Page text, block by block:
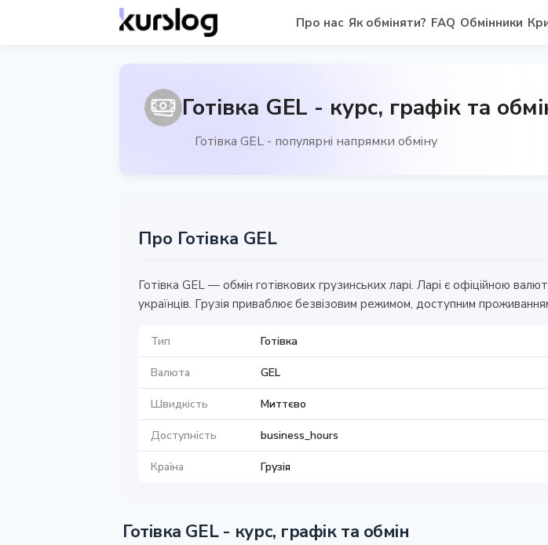
Про нас Як обміняти? FAQ Обмінники
Готівка GEL - курс, графік та
Готівка GEL - популярні напрямки обміну
Про Готівка GEL
Готівка GEL — обмін готівкових грузинських ларі. Ларі є офіційною
українців. Грузія приваблює безвізовим режимом, доступним
Тип Готівка
Валюта GEL
Швидкість Миттєво
Доступність business_hours
Країна Грузія
Готівка GEL - курс, графік та обмін